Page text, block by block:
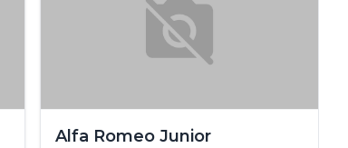
Alfa Romeo Junior